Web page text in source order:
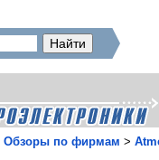
Обзоры по фирмам >